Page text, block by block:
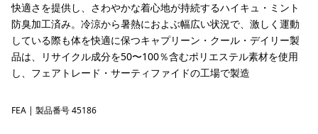
快適さを提供し、さわやかな着心地が持続するハイキュ・ミント
防臭加工済み。冷涼から暑熱におよぶ幅広い状況で、激しく運動
している際も体を快適に保つキャプリーン・クール・デイリー製
品は、リサイクル成分を50〜100％含むポリエステル素材を使用
し、フェアトレード・サーティファイドの工場で製造
Feather Grey
FEA | 製品番号 45186